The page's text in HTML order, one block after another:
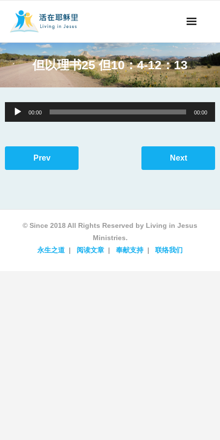
事工概要
阅读文章
但以理书25 但10：4-12：13
Audio
Player
00:00 00:00
Prev Next
© Since 2018 All Rights Reserved by Living in Jesus
Ministries.
永生之道
阅读文章 奉献支持 联络我们